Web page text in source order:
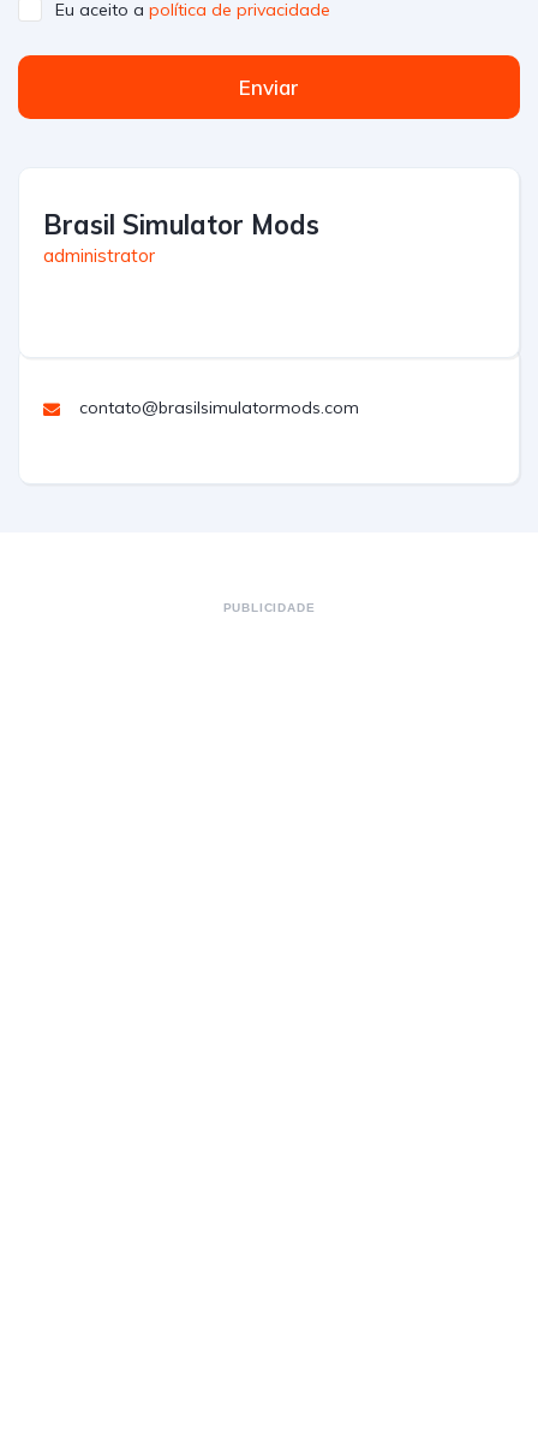
Eu aceito a política de privacidade
Enviar
Brasil Simulator Mods
administrator
contato@brasilsimulatormods.com
PUBLICIDADE